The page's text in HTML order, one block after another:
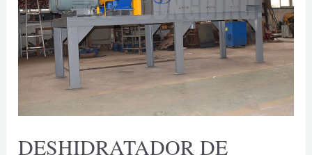
DESHIDRATADOR DE